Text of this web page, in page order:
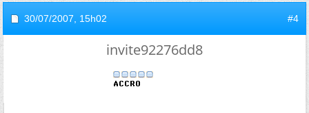
30/07/2007, 15h02 #4
invite92276dd8